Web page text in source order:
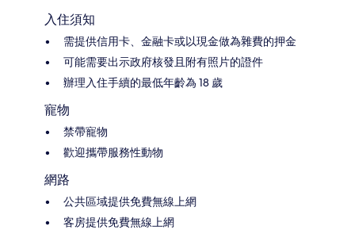
入住須知
需提供信用卡、金融卡或以現金做為雜費的押金
可能需要出示政府核發且附有照片的證件
辦理入住手續的最低年齡為 18 歲
寵物
禁帶寵物
歡迎攜帶服務性動物
網路
公共區域提供免費無線上網
客房提供免費無線上網